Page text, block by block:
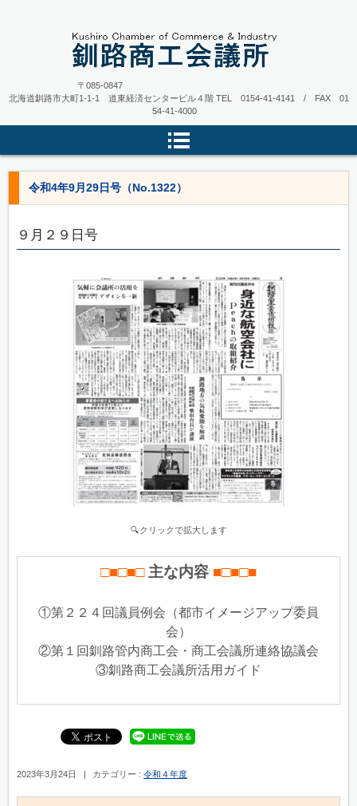
〒085-0847
北海道釧路市大町1-1-1 道東経済センタービル４階 TEL 0154-41-4141 / FAX 01
54-41-4000
令和4年9月29日号（No.1322）
９月２９日号
🔍クリックで拡大します
□■□■□ 主な内容 ■□■□■
①第２２４回議員例会（都市イメージアップ委員
会）
②第１回釧路管内商工会・商工会議所連絡協議会
③釧路商工会議所活用ガイド
2023年3月24日 | カテゴリー : 令和４年度